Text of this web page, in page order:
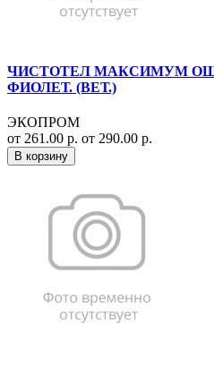
ЧИСТОТЕЛ МАКСИМУМ
ФИОЛЕТ. (ВЕТ.)
ЭКОПРОМ
от 261.00 р. от 290.00 р.
В корзину